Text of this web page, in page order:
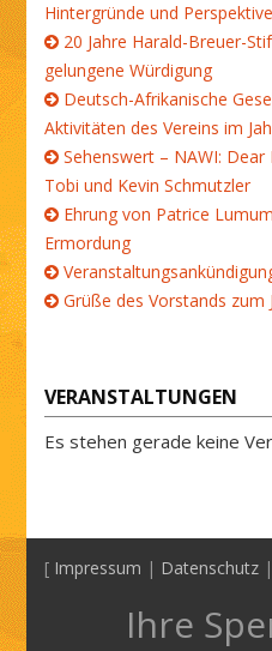
Hintergründe und
20 Jahre Harald-Breuer-
gelungene Würdigung
Deutsch-Afrikanische
Aktivitäten des Vereins
Sehenswert – NAWI:
Tobi und Kevin Schmutzler
Ehrung von Patrice
Ermordung
Grüße des Vorstands zum
VERANSTALTUNGEN
Es stehen gerade keine
[ Impressum | Datenschutz |
Ihre